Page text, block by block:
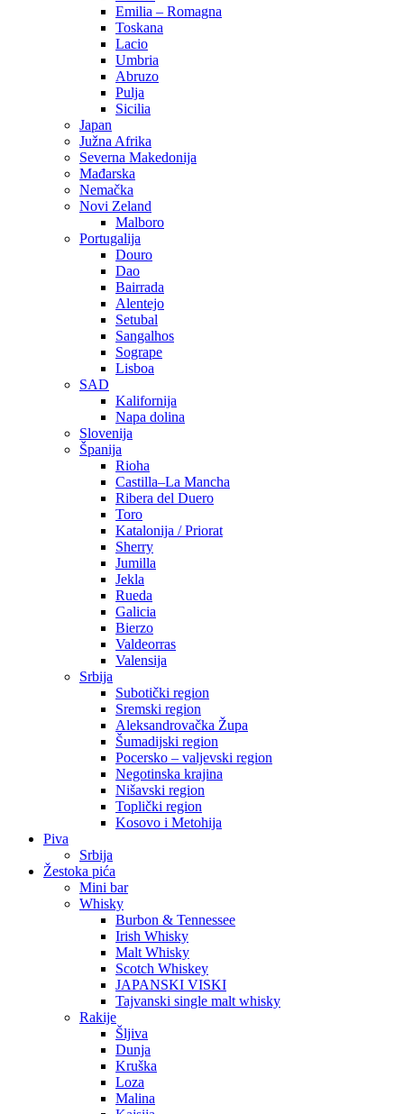
Emilia – Romagna
Toskana
Lacio
Umbria
Abruzo
Pulja
Sicilia
Japan
Južna Afrika
Severna Makedonija
Mađarska
Nemačka
Novi Zeland
Malboro
Portugalija
Douro
Dao
Bairrada
Alentejo
Setubal
Sangalhos
Sogrape
Lisboa
SAD
Kalifornija
Napa dolina
Slovenija
Španija
Rioha
Castilla–La Mancha
Ribera del Duero
Toro
Katalonija / Priorat
Sherry
Jumilla
Jekla
Rueda
Galicia
Bierzo
Valdeorras
Valensija
Srbija
Subotički region
Sremski region
Aleksandrovačka Župa
Šumadijski region
Pocersko – valjevski region
Negotinska krajina
Nišavski region
Toplički region
Kosovo i Metohija
Piva
Srbija
Žestoka pića
Mini bar
Whisky
Burbon & Tennessee
Irish Whisky
Malt Whisky
Scotch Whiskey
JAPANSKI VISKI
Tajvanski single malt whisky
Rakije
Šljiva
Dunja
Kruška
Loza
Malina